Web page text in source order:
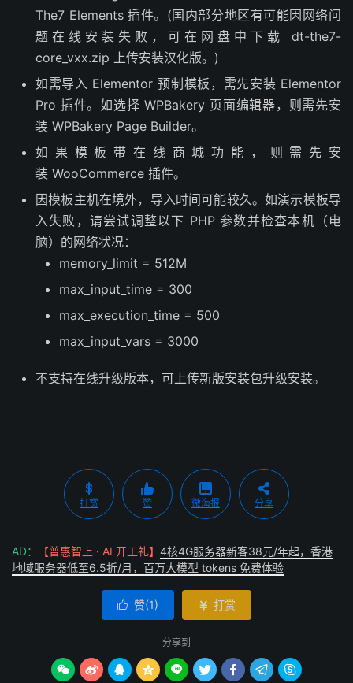
The7 Elements 插件。(国内部分地区有可能因网络问
题在线安装失败，可在网盘中下载 dt-the7-
core_vxx.zip 上传安装汉化版。)
如需导入 Elementor 预制模板，需先安装 Elementor
Pro 插件。如选择 WPBakery 页面编辑器，则需先安
装 WPBakery Page Builder。
如果模板带在线商城功能，则需先安
装 WooCommerce 插件。
因模板主机在境外，导入时间可能较久。如演示模板导
入失败，请尝试调整以下 PHP 参数并检查本机（电
脑）的网络状况：
memory_limit = 512M
max_input_time = 300
max_execution_time = 500
max_input_vars = 3000
不支持在线升级版本，可上传新版安装包升级安装。
打赏 赞 微海报 分享
AD： 【普惠智上 · AI 开工礼】 4核4G服务器新客38元/年起，香港
地域服务器低至6.5折/月，百万大模型 tokens 免费体验
 赞(1)  打赏
分享到
        